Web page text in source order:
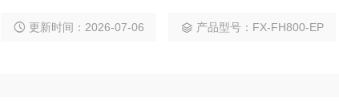
更新时间：2026-07-06 产品型号：FX-FH800-EP